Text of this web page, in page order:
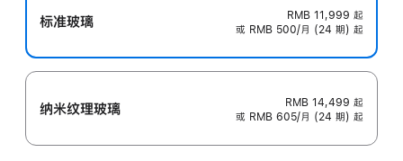
标准玻璃 RMB 11,999 起
或 RMB 500/月 (24 期) 起
纳米纹理玻璃 RMB 14,499 起
或 RMB 605/月 (24 期) 起